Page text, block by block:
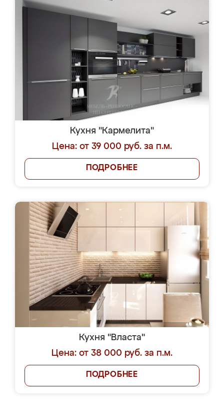
Кухня "Кармелита"
Цена: от 39 000 руб. за п.м.
ПОДРОБНЕЕ
Кухня "Власта"
Цена: от 38 000 руб. за п.м.
ПОДРОБНЕЕ